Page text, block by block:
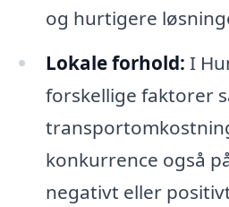
og hurtigere
Lokale forhold: I
forskellige faktorer
konkurrence også
negativt eller